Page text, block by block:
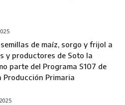
de maíz, sorgo y frijol a
y productores de Soto la
parte del Programa S107 de
Producción Primaria